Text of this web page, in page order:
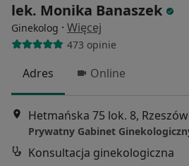
lek. Monika Banaszek
Ginekolog · Więcej
473 opinie
Adres Online
Hetmańska 75 lok. 8, Rzeszów
Konsultacja ginekologiczna